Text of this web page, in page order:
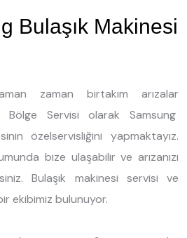
Bulaşık Makinesi
zaman birtakım arızalar
Bölge Servisi olarak Samsung
özelservisliğini yapmaktayız.
bize ulaşabilir ve arızanızı
Bulaşık makinesi servisi ve
ekibimiz bulunuyor.